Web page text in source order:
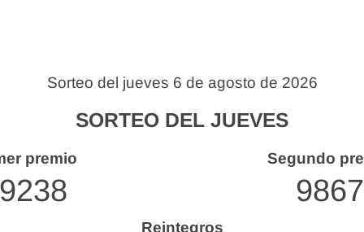
Sorteo del jueves 6 de agosto de 2026
SORTEO DEL JUEVES
premio Segundo
9867
Reintegros